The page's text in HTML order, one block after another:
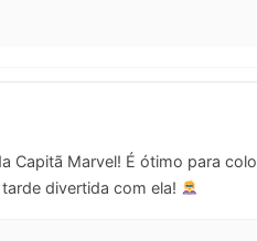
Capitã Marvel! É ótimo para
divertida com ela!